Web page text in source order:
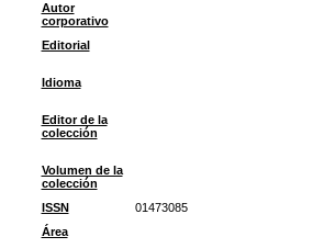
Autor
corporativo
Editorial
Idioma
Editor de la
colección
Volumen de la
colección
ISSN
01473085
Área